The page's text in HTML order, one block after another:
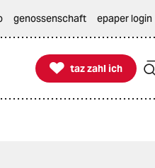
genossenschaft epaper login

taz zahl ich
taz zahl ich